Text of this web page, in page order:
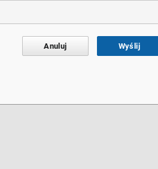
Anuluj Wyślij